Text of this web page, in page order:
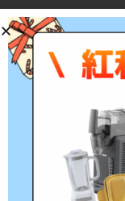
描述
型號：
CF410X